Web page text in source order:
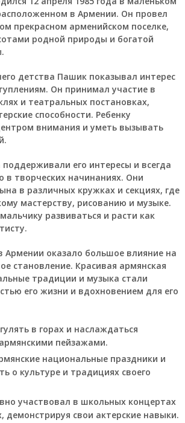
в Армении. Он провел
прекрасном арменийском поселке,
родной природы и богатой
детства Пашик показывал интерес
Он принимал участие в
и театральных постановках,
способности. Ребенку
внимания и уметь вызывать
его интересы и всегда
в творческих начинаниях. Они
в различных кружках и секциях, где
мастерству, рисованию и музыке.
развиваться и расти как
Армении оказало большое влияние на
становление. Красивая армянская
традиции и музыка стали
его жизни и вдохновением для его
в горах и наслаждаться
пейзажами.
национальные праздники и
о культуре и традициях своего
участвовал в школьных концертах
демонстрируя свои актерские навыки.